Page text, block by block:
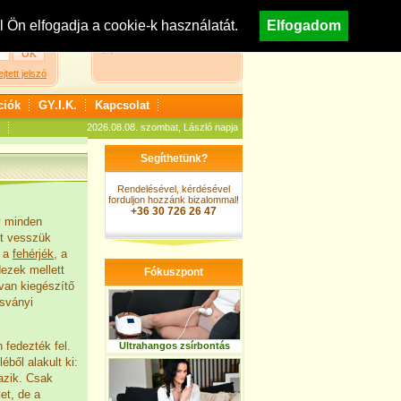
elfogadja a cookie-k használatát. Elfogadom
jelszó
Nézzen körül áruházunkban!
GY.I.K.
Kapcsolat
2026.08.08. szombat, László napja
minden
vesszük
a fehérjék, a
mellett
kiegészítő
fedezték fel.
alakult ki:
Csak
de a
Segíthetünk?
Rendelésével, kérdésével
forduljon hozzánk bizalommal!
+36 30 726 26 47
Fókuszpont
Ultrahangos zsírbontás